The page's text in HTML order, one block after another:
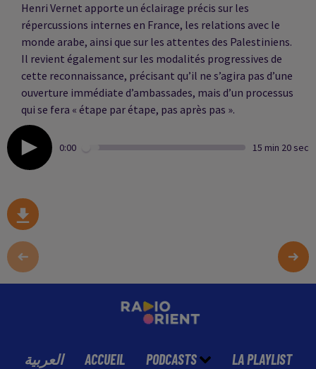
Henri Vernet apporte un éclairage précis sur les
répercussions internes en France, les relations avec le
monde arabe, ainsi que sur les attentes des Palestiniens.
Il revient également sur les modalités progressives de
cette reconnaissance, précisant qu’il ne s’agira pas d’une
ouverture immédiate d’ambassades, mais d’un processus
qui se fera « étape par étape, pas après pas ».
0:00 15 min 20 sec
العربية ACCUEIL PODCASTS LA PLAYLIST